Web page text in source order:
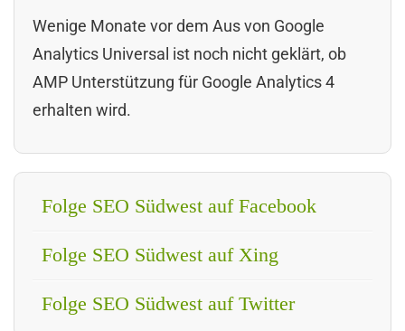
Wenige Monate vor dem Aus von Google
Analytics Universal ist noch nicht geklärt, ob
AMP Unterstützung für Google Analytics 4
erhalten wird.
Folge SEO Südwest auf Facebook
Folge SEO Südwest auf Xing
Folge SEO Südwest auf Twitter